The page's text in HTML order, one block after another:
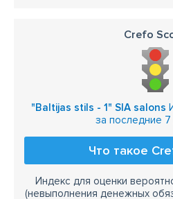
Crefo
"Baltijas stils - 1" SIA salons
за последние 7
Что такое
Индекс для оценки
(невыполнения денежных